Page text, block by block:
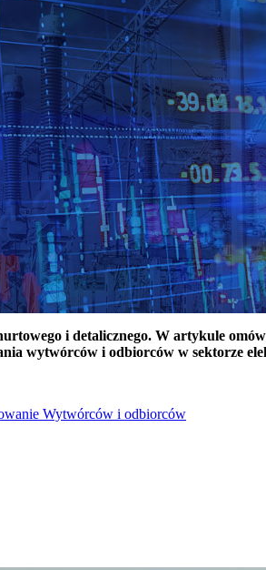
i detalicznego. W artykule
wytwórców i odbiorców w sektorze
Wytwórców i odbiorców